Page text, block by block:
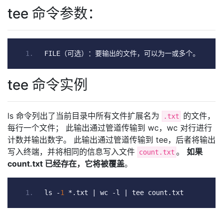
tee 命令参数：
FILE （可选）：要输出的文件，可以为一或多个。
tee 命令实例
ls 命令列出了当前目录中所有文件扩展名为 .txt
的文件，
每行一个文件； 此输出通过管道传输到 wc，wc 对行进行
计数并输出数字。 此输出通过管道传输到 tee，后者将输出
写入终端，并将相同的信息写入文件 count.txt 。 如果
count.txt 已经存在，它将被覆盖。
ls -1 *. txt wc -l tee count . txt